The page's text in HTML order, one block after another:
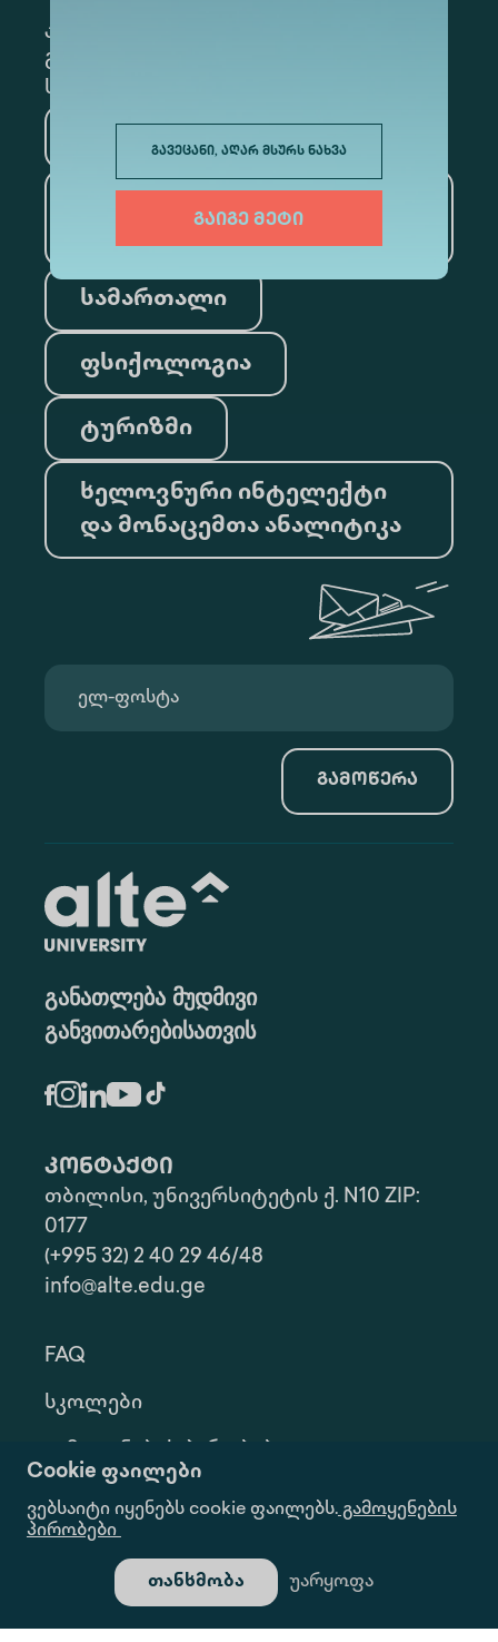
Cookie ფაილები
ვებსაიტი იყენებს cookie ფაილებს.გამოყენების
პირობები
უარყოფა
თანხმობა
გავეცანი, აღარ მსურს ნახვა
გაიგე მეტი
კონკრეტული მიმართულების
გამოსაწერად, მონიშნეთ შესაბამისი
სექცია
სამართალი
ფსიქოლოგია
ტურიზმი
ხელოვნური ინტელექტი
და მონაცემთა ანალიტიკა
გამოწერა
განათლება მუდმივი
განვითარებისათვის
კონტაქტი
თბილისი, უნივერსიტეტის ქ. N10 ZIP:
0177
(+995 32) 2 40 29 46/48
info@alte.edu.ge
FAQ
Სკოლები
Კონფ. Პოლიტიკა
Ინფორმაციის Მოთხოვნა
Გალერეა